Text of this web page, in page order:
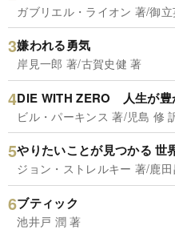
ガブリエル・ライオン 著/御立
嫌われる勇気
岸見一郎 著/古賀史健 著
DIE WITH ZERO 人生が豊
ビル・パーキンス 著/児島 修
やりたいことが見つかる 世
ジョン・ストレルキー 著/鹿田
ブティック
池井戸 潤 著